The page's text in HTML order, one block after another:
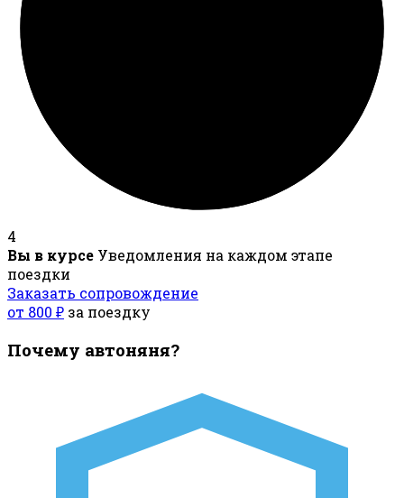
4
Вы в курсе Уведомления на каждом этапе
поездки
Заказать сопровождение
от 800 ₽ за поездку
Почему автоняня?